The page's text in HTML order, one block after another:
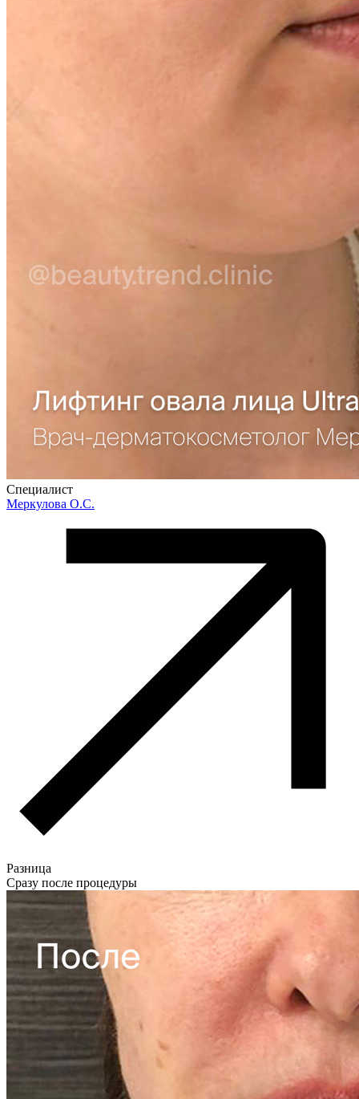
Специалист
Меркулова О.С.
Разница
Сразу после процедуры